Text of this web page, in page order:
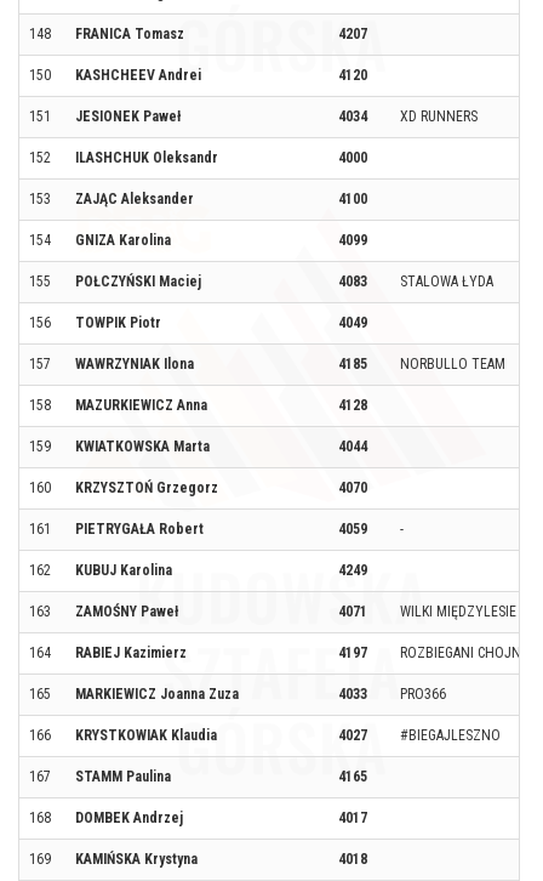
148 FRANICA Tomasz 4207
150 KASHCHEEV Andrei 4120
151 JESIONEK Paweł 4034 XD RUNNERS
152 ILASHCHUK Oleksandr 4000
153 ZAJĄC Aleksander 4100
154 GNIZA Karolina 4099
155 POŁCZYŃSKI Maciej 4083 STALOWA ŁYDA
156 TOWPIK Piotr 4049
157 WAWRZYNIAK Ilona 4185 NORBULLO TEAM
158 MAZURKIEWICZ Anna 4128
159 KWIATKOWSKA Marta 4044
160 KRZYSZTOŃ Grzegorz 4070
161 PIETRYGAŁA Robert 4059 -
162 KUBUJ Karolina 4249
163 ZAMOŚNY Paweł 4071 WILKI MIĘDZYLESIE
164 RABIEJ Kazimierz 4197 ROZBIEGANI CHOJNÓW
165 MARKIEWICZ Joanna Zuza 4033 PRO366
166 KRYSTKOWIAK Klaudia 4027 #BIEGAJLESZNO
167 STAMM Paulina 4165
168 DOMBEK Andrzej 4017
169 KAMIŃSKA Krystyna 4018